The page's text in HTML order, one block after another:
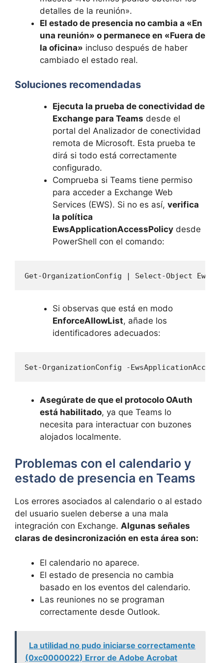
detalles de la reunión».
El estado de presencia no cambia a «En
una reunión» o permanece en «Fuera de
la oficina» incluso después de haber
cambiado el estado real.
Soluciones recomendadas
Ejecuta la prueba de conectividad de
Exchange para Teams desde el
portal del Analizador de conectividad
remota de Microsoft. Esta prueba te
dirá si todo está correctamente
configurado.
Comprueba si Teams tiene permiso
para acceder a Exchange Web
Services (EWS). Si no es así, verifica
la política
EwsApplicationAccessPolicydesde
PowerShell con el comando:
Get-OrganizationConfig | Select-Object Ews*
Si observas que está en modo
EnforceAllowList, añade los
identificadores adecuados:
Set-OrganizationConfig -
Asegúrate de que el protocolo OAuth
está habilitado, ya que Teams lo
necesita para interactuar con buzones
alojados localmente.
Problemas con el calendario y
estado de presencia en Teams
Los errores asociados al calendario o al estado
del usuario suelen deberse a una mala
integración con Exchange. Algunas señales
claras de desincronización en esta área son:
El calendario no aparece.
El estado de presencia no cambia
basado en los eventos del calendario.
Las reuniones no se programan
correctamente desde Outlook.
La utilidad no pudo iniciarse correctamente
(0xc0000022) Error de Adobe Acrobat